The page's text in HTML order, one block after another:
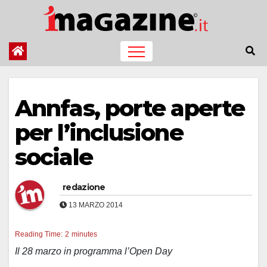
contenuto
Annfas, porte aperte
per l’inclusione
sociale
redazione
13 MARZO 2014
Reading Time: 2 minutes
Il 28 marzo in programma l’Open Day